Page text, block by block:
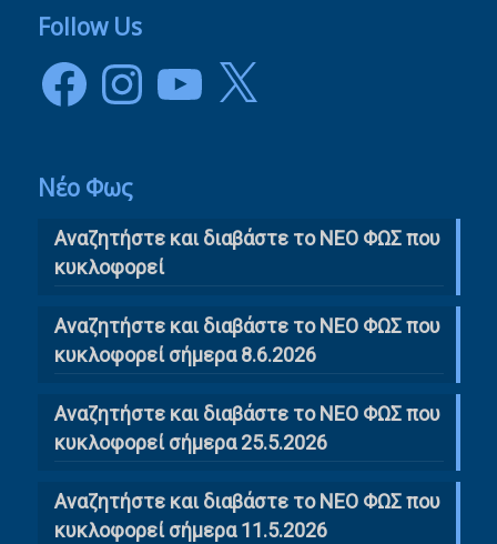
Follow Us
FacebookInstagramYouTube
X
Νέο Φως
Αναζητήστε και διαβάστε το NΕΟ ΦΩΣ που
κυκλοφορεί
Αναζητήστε και διαβάστε το ΝΕΟ ΦΩΣ που
κυκλοφορεί σήμερα 8.6.2026
Αναζητήστε και διαβάστε το ΝΕΟ ΦΩΣ που
κυκλοφορεί σήμερα 25.5.2026
Αναζητήστε και διαβάστε το ΝΕΟ ΦΩΣ που
κυκλοφορεί σήμερα 11.5.2026